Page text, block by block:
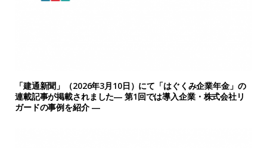
「建通新聞」（2026年3月10日）にて「はぐくみ企業年金」の
連載記事が掲載されました― 第1回では導入企業・株式会社リ
ガードの事例を紹介 ―